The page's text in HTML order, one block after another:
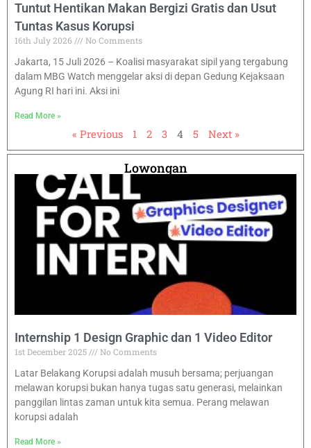
Tuntut Hentikan Makan Bergizi Gratis dan Usut
Tuntas Kasus Korupsi
16th July 2026
No Comments
Jakarta, 15 Juli 2026 – Koalisi masyarakat sipil yang tergabung
dalam MBG Watch menggelar aksi di depan Gedung Kejaksaan
Agung RI hari ini. Aksi ini
Read More »
« Previous 1 2 3 4 5 Next »
Lowongan
Internship 1 Design Graphic dan 1 Video Editor
1st December 2025
No Comments
Latar Belakang Korupsi adalah musuh bersama; perjuangan
melawan korupsi bukan hanya tugas satu generasi, melainkan
panggilan lintas zaman untuk kita semua. Perang melawan
korupsi adalah
Read More »